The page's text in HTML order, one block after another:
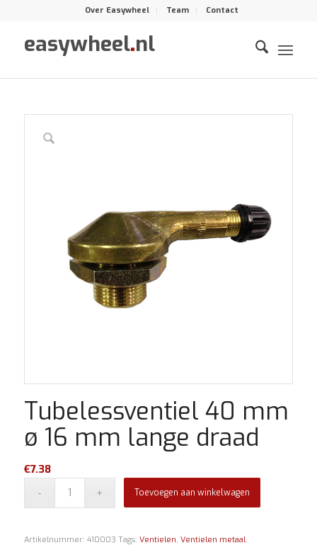
Over Easywheel Team Contact
easywheel.nl
Tubelessventiel 40 mm
ø 16 mm lange draad
€7.38
Toevoegen aan winkelwagen
Artikelnummer: 410003 Tags: Ventielen, Ventielen metaal,